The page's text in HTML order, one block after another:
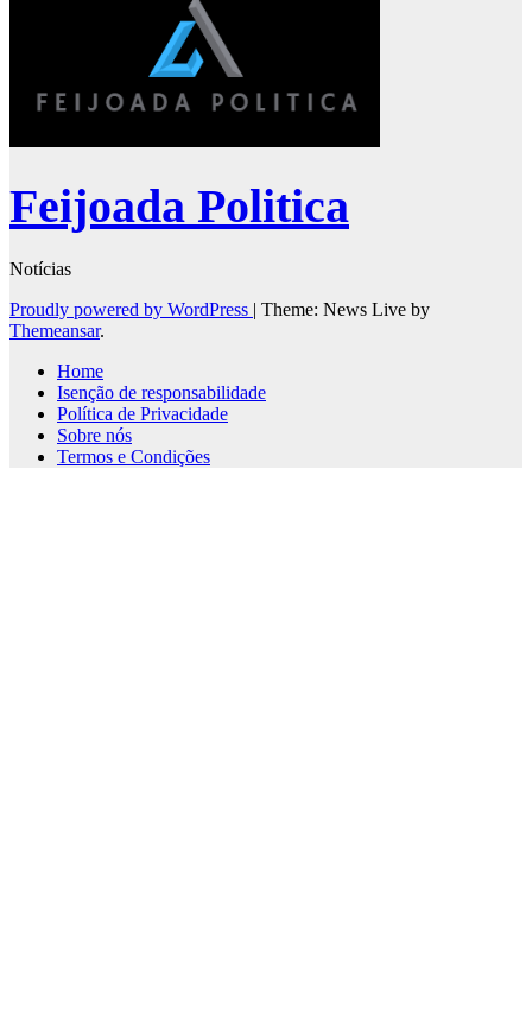
Feijoada Politica
Notícias
Proudly powered by WordPress | Theme: News Live by
Themeansar.
Home
Isenção de responsabilidade
Política de Privacidade
Sobre nós
Termos e Condições